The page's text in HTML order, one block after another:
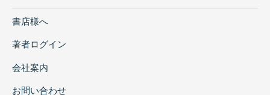
書店様へ
著者ログイン
会社案内
お問い合わせ